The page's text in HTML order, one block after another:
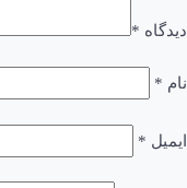
دیدگاه *
نام *
ایمیل *